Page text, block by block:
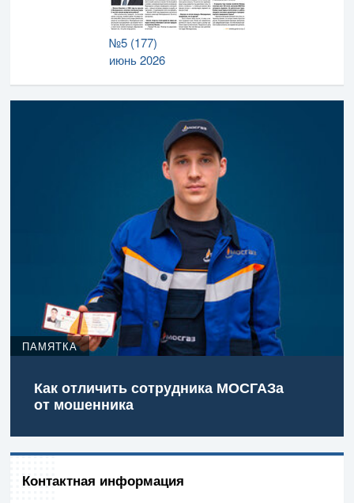
№5 (177)
июнь 2026
ПАМЯТКА
Как отличить сотрудника МОСГАЗа
от мошенника
Контактная информация